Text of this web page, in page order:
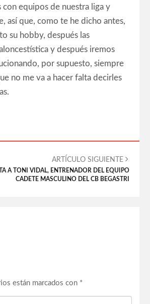
equipos de nuestra liga y
así que, como te he dicho antes,
su hobby, después las
y después iremos
por supuesto, siempre
no me va a hacer falta decirles
ARTÍCULO SIGUIENTE
A TONI VIDAL, ENTRENADOR DEL EQUIPO
CADETE MASCULINO DEL CB BEGASTRI
están marcados con *